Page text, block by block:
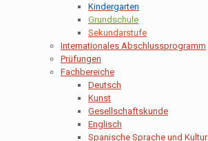
Kindergarten
Grundschule
Sekundarstufe
Internationales Abschlussprogramm
Prüfungen
Fachbereiche
Deutsch
Kunst
Gesellschaftskunde
Englisch
Spanische Sprache und Kultur